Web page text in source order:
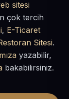
sitesi
çok tercih
, E-Ticaret
Sitesi.
yazabilir,
bakabilirsiniz.